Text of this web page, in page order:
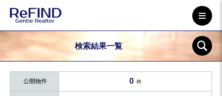
検索結果一覧
公開物件 0 件